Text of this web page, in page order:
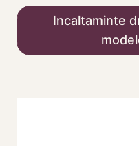
Incaltaminte